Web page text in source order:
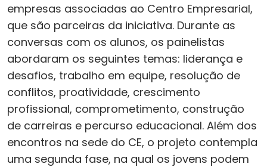
empresas associadas ao Centro Empresarial,
que são parceiras da iniciativa. Durante as
conversas com os alunos, os painelistas
abordaram os seguintes temas: liderança e
desafios, trabalho em equipe, resolução de
conflitos, proatividade, crescimento
profissional, comprometimento, construção
de carreiras e percurso educacional. Além dos
encontros na sede do CE, o projeto contempla
uma segunda fase, na qual os jovens podem